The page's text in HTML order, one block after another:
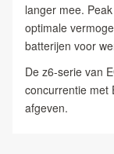
langer mee.
optimale
batterijen voor
De z6-serie van
concurrentie met
afgeven.